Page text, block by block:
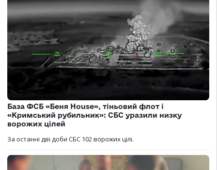
База ФСБ «Беня House», тіньовий флот і
«Кримський рубильник»: СБС уразили низку
ворожих цілей
За останні дві доби СБС 102 ворожих цілі.